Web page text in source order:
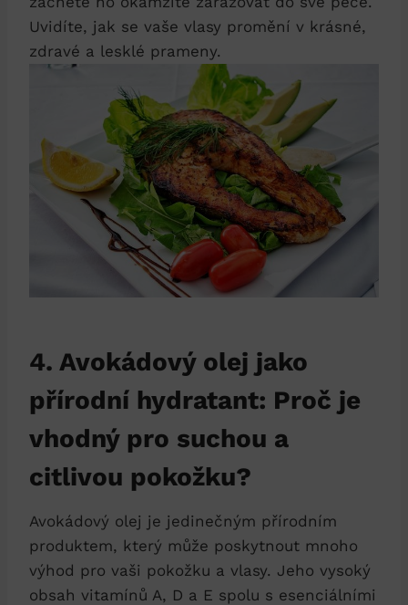
Uvidíte, jak se vaše vlasy promění v krásné,
zdravé a lesklé prameny.
4. Avokádový olej jako
přírodní hydratant: Proč je
vhodný pro suchou a
citlivou pokožku?
Avokádový olej je jedinečným přírodním
produktem, který může poskytnout mnoho
výhod pro vaši pokožku a vlasy. Jeho vysoký
obsah vitamínů A, D a E spolu s esenciálními